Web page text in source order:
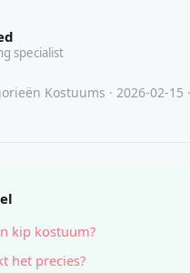
specialist
Kostuums · 2026-02-15
kip kostuum?
het precies?